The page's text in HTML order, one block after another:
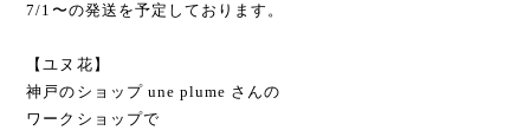
神戸のショップ une plume さんの
ワークショップで
コラボレーションから生まれたデザイン「ユヌ花」。